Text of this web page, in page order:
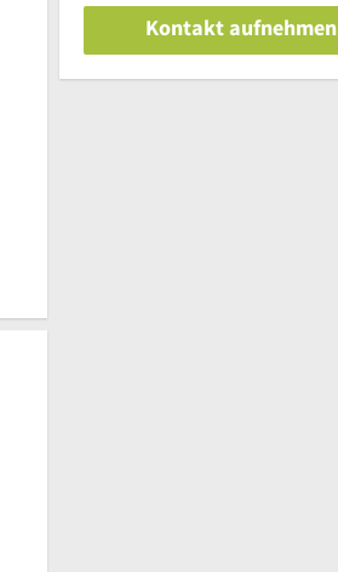
Kontakt aufnehmen